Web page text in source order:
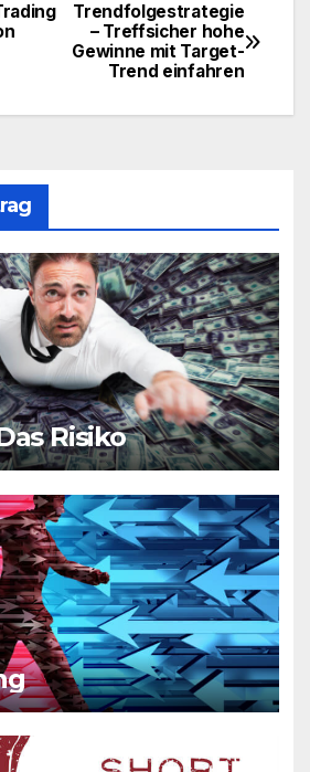
Trendfolgestrategie
– Treffsicher hohe
Gewinne mit Target-
Trend einfahren
Risiko